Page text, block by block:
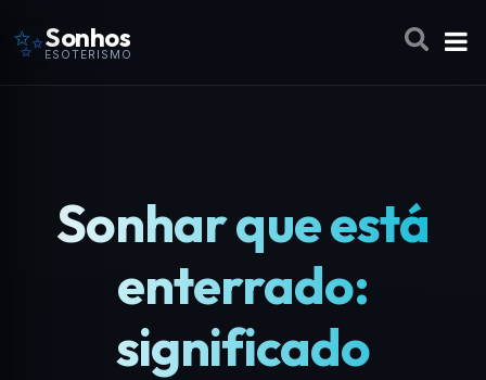
✨Sonhos
ESOTERISMO
Sonhar que está
enterrado:
significado